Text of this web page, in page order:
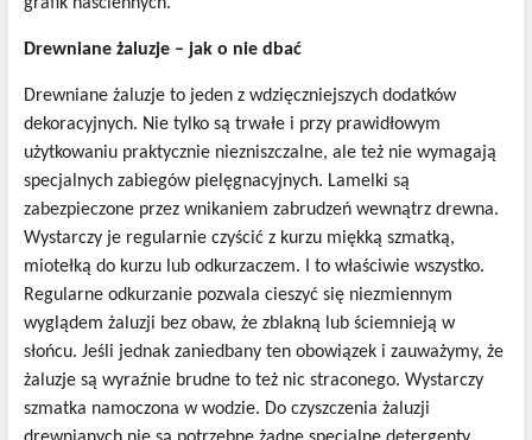
Drewniane żaluzje – jak o nie dbać
Drewniane żaluzje to jeden z wdzięczniejszych dodatków
dekoracyjnych. Nie tylko są trwałe i przy prawidłowym
użytkowaniu praktycznie niezniszczalne, ale też nie wymagają
specjalnych zabiegów pielęgnacyjnych. Lamelki są
zabezpieczone przez wnikaniem zabrudzeń wewnątrz drewna.
Wystarczy je regularnie czyścić z kurzu miękką szmatką,
miotełką do kurzu lub odkurzaczem. I to właściwie wszystko.
Regularne odkurzanie pozwala cieszyć się niezmiennym
wyglądem żaluzji bez obaw, że zblakną lub ściemnieją w
słońcu. Jeśli jednak zaniedbany ten obowiązek i zauważymy, że
żaluzje są wyraźnie brudne to też nic straconego. Wystarczy
szmatka namoczona w wodzie. Do czyszczenia żaluzji